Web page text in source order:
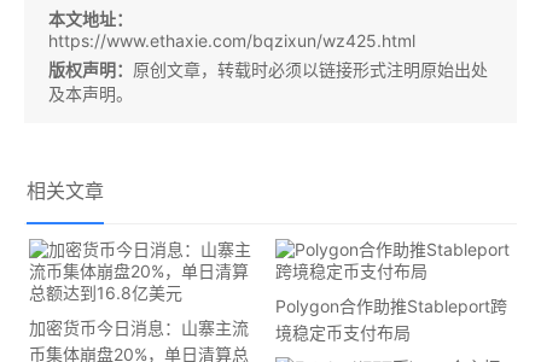
本文地址：
https://www.ethaxie.com/bqzixun/wz425.html
版权声明： 原创文章，转载时必须以链接形式注明原始出处
及本声明。
相关文章
加密货币今日消息：山寨主流
币集体崩盘20%，单日清算总
Polygon合作助推Stableport跨
境稳定币支付布局